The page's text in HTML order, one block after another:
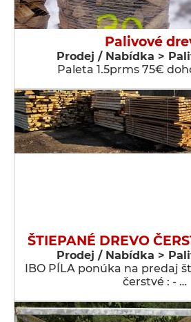
Palivové
Prodej / Nabídka >
Paleta 1.5prms 75€
ŠTIEPANÉ DREVO
Prodej / Nabídka >
IBO PÍLA ponúka na predaj
čerstvé : - …